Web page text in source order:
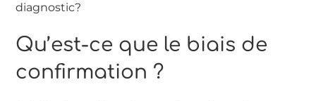
diagnostic?
Qu’est-ce que le biais de
confirmation ?